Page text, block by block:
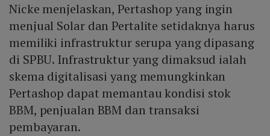
Nicke menjelaskan, Pertashop yang ingin
menjual Solar dan Pertalite setidaknya harus
memiliki infrastruktur serupa yang dipasang
di SPBU. Infrastruktur yang dimaksud ialah
skema digitalisasi yang memungkinkan
Pertashop dapat memantau kondisi stok
BBM, penjualan BBM dan transaksi
pembayaran.